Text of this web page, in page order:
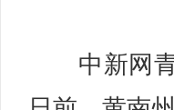
中新网青